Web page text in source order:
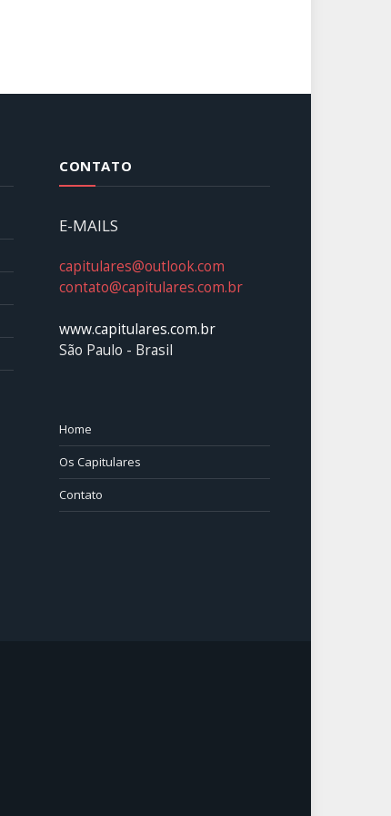
CONTATO
E-MAILS
capitulares@outlook.com
contato@capitulares.com.br
www.capitulares.com.br
São Paulo - Brasil
Home
Os Capitulares
Contato